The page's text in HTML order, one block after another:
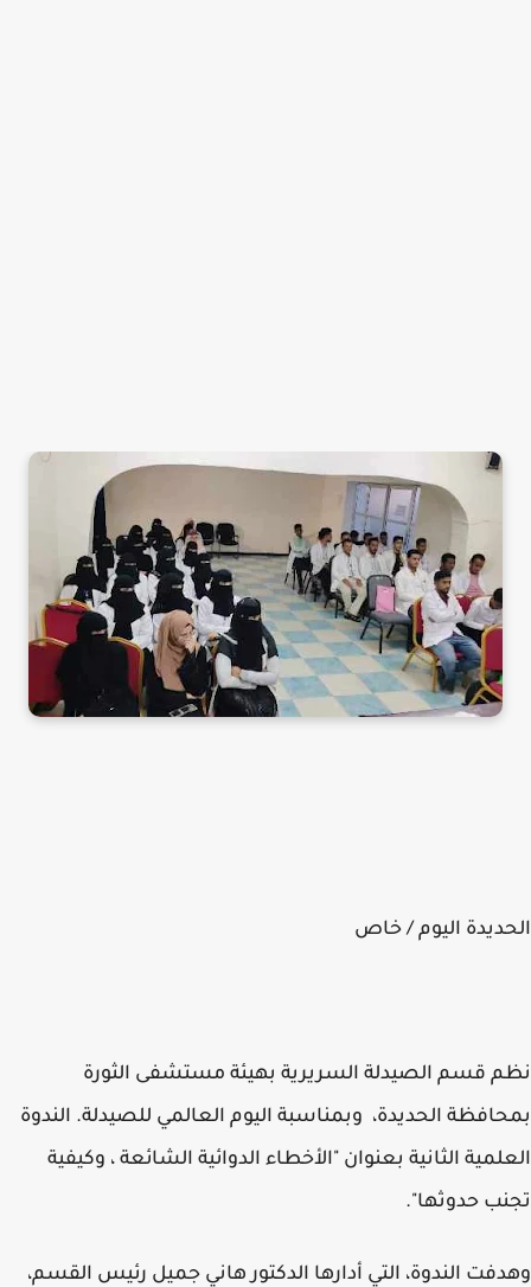
اليوم / خاص
قسم الصيدلة السريرية بهيئة مستشفى الثورة
الحديدة، وبمناسبة اليوم العالمي للصيدلة. الندوة
الثانية بعنوان "الأخطاء الدوائية الشائعة ، وكيفية
حدوثها".
الندوة، التي أدارها الدكتور هاني جميل رئيس القسم،